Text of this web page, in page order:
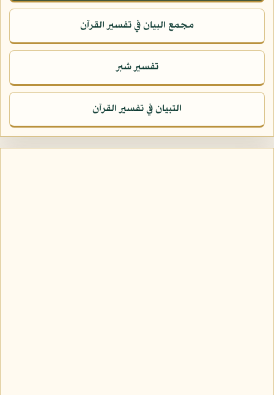
مجمع البيان في تفسير القرآن
تفسير شبر
التبيان في تفسير القرآن